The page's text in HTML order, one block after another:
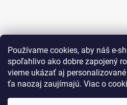
Používame cookies, aby náš e-
spoľahlivo ako dobre zapojený
vieme ukázať aj
ťa naozaj zaujímajú. Viac o
Copyright 2026ElektroAntoš.